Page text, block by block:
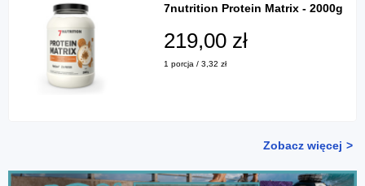
7nutrition Protein Matrix - 2000g
219,00 zł
1 porcja / 3,32 zł
Zobacz więcej